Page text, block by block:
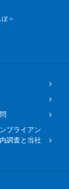
＞
プライアン
調査と当社